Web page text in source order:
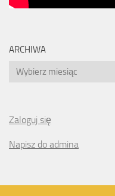
ARCHIWA
Archiwa
Zaloguj się
Napisz do admina